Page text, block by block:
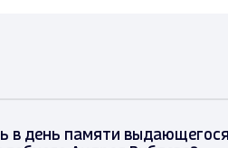
в день памяти выдающегося